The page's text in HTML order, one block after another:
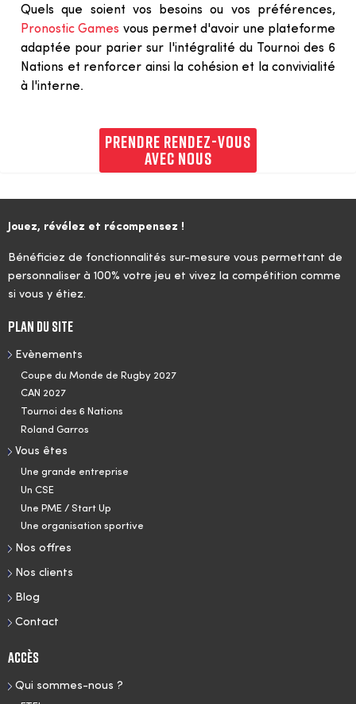
Pronostic Games vous permet d'avoir une plateforme
adaptée pour parier sur l'intégralité du Tournoi des 6
Nations et renforcer ainsi la cohésion et la convivialité
à l'interne.
PRENDRE RENDEZ-VOUS
AVEC NOUS
Jouez, révélez et récompensez !
Bénéficiez de fonctionnalités sur-mesure vous permettant de
personnaliser à 100% votre jeu et vivez la compétition comme
si vous y étiez.
Plan du site
Evènements
Coupe du Monde de Rugby 2027
CAN 2027
Tournoi des 6 Nations
Roland Garros
Vous êtes
Une grande entreprise
Un CSE
Une PME / Start Up
Une organisation sportive
Nos offres
Nos clients
Blog
Contact
Accès
Qui sommes-nous ?